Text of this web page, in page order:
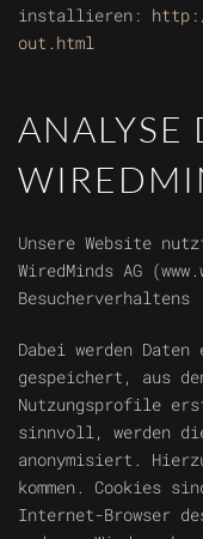
installieren:
out.html
ANALYSE
Unsere Website
WiredMinds AG
Besucherverhaltens
Dabei werden
gespeichert, aus
Nutzungsprofile
sinnvoll, werden
anonymisiert.
kommen. Cookies
Internet-Browser